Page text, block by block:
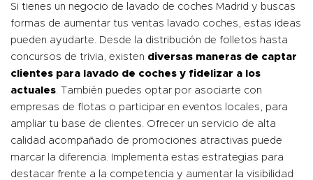
Si tienes un negocio de lavado de coches Madrid y buscas
formas de aumentar tus ventas lavado coches, estas ideas
pueden ayudarte. Desde la distribución de folletos hasta
concursos de trivia, existen diversas maneras de captar
clientes para lavado de coches y fidelizar a los
actuales . También puedes optar por asociarte con
empresas de flotas o participar en eventos locales, para
ampliar tu base de clientes. Ofrecer un servicio de alta
calidad acompañado de promociones atractivas puede
marcar la diferencia. Implementa estas estrategias para
destacar frente a la competencia y aumentar la visibilidad